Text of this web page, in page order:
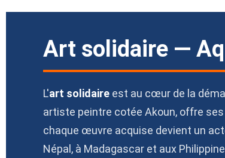
Art solidaire —
L'art solidaire est au cœur de la
artiste peintre cotée Akoun, offre
chaque œuvre acquise devient un
Népal, à Madagascar et aux